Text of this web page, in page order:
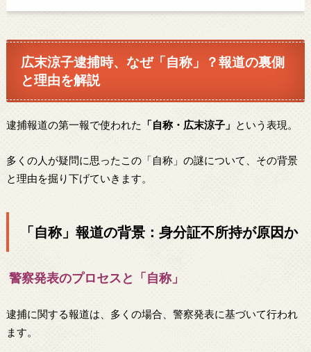
広末涼子逮捕時、なぜ「自称」？報道の裏側
と理由を解説
逮捕報道の第一報で使われた 「自称・広末涼子」 という表現。
多くの人が疑問に思ったこの「自称」の謎について、その背景
と理由を掘り下げていきます。
「自称」報道の背景：身分証不所持が原因か
警察発表のプロセスと「自称」
逮捕に関する報道は、多くの場合、警察発表に基づいて行われ
ます。